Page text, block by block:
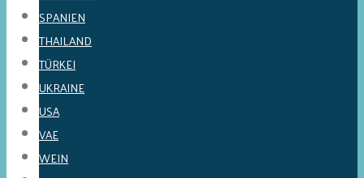
SPANIEN
THAILAND
TÜRKEI
UKRAINE
USA
VAE
WEIN